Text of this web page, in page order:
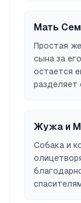
Мать
Простая
сына за
остается
разделяет
Жужа и
Собака и